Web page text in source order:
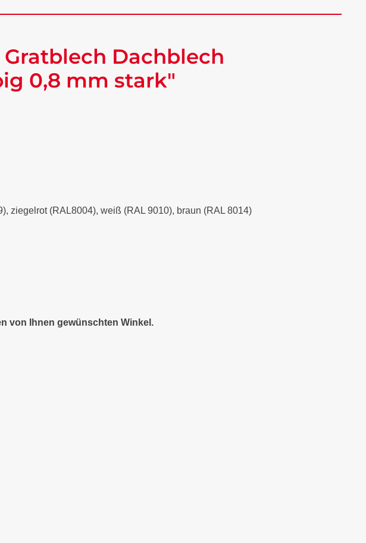
Dachblech
0,8 mm stark"
ziegelrot (RAL8004), weiß (RAL 9010), braun (RAL 8014)
von Ihnen gewünschten Winkel.